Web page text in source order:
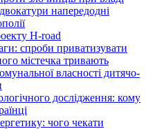
напередодні
H-road
спроби приватизувати
містечка тривають
власності дитячо-
дослідження: кому
чого чекати